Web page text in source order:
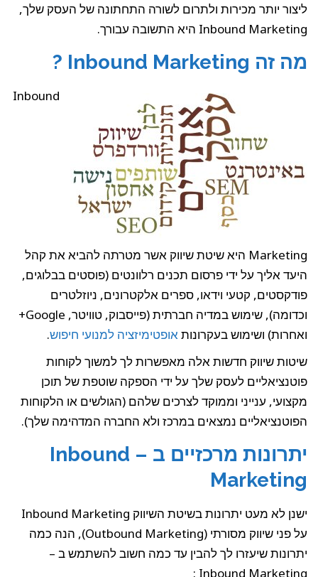
ליצור יותר מכירות ולתרום לשורה התחתונה של העסק שלך,
Inbound Marketing היא התשובה עבורך.
מה זה Inbound Marketing ?
Inbound
Marketing היא שיטת שיווק אשר מטרתה להביא את קהל
היעד אליך על ידי פרסום תכנים רלוונטים (פוסטים בבלוגים,
פודקסטים, קטעי וידאו, ספרים אלקטרונים, ניוזלטרים
וכדומה), שימוש במדיה חברתית (פייסבוק, טוויטר, Google+
ואחרות) ושימוש בעקרונותאופטימיזציה למנועי חיפוש.
שיטות שיווק חדשות אלה מאפשרות לך למשוך לקוחות
פוטנציאליים לעסק שלך על ידי הספקה שוטפת של תוכן
מקצועי, ענייני וממוקד לצרכים שלהם (הגולשים או הלקוחות
הפוטנציאליים נמצאים במרכז ולא החברה המדהימה שלך).
יתרונות מרכזיים ב – Inbound
Marketing
ישנן לא מעט יתרונות בשיטת השיווק Inbound Marketing
על פני שיווק מסורתי (Outbound Marketing), הנה כמה
יתרונות שיעזרו לך להבין עד כמה חשוב להשתמש ב –
Inbound Marketing :